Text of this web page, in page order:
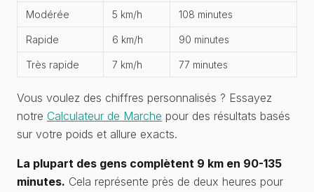
Modérée 5 km/h 108 minutes
Rapide 6 km/h 90 minutes
Très rapide 7 km/h 77 minutes
Vous voulez des chiffres personnalisés ? Essayez
notre Calculateur de Marche pour des résultats basés
sur votre poids et allure exacts.
La plupart des gens complètent 9 km en 90-135
minutes. Cela représente près de deux heures pour